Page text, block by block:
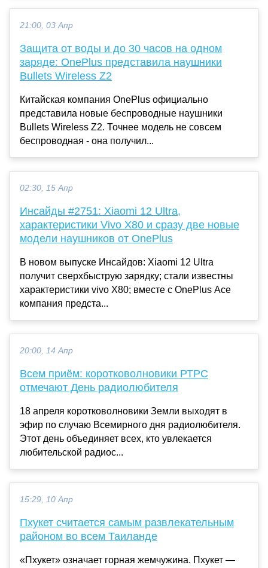
21:00, 03 Апр
Защита от воды и до 30 часов на одном
заряде: OnePlus представила наушники
Bullets Wireless Z2
Китайская компания OnePlus официально
представила новые беспроводные наушники
Bullets Wireless Z2. Точнее модель не совсем
беспроводная - она получил...
02:30, 15 Апр
Инсайды #2751: Xiaomi 12 Ultra,
характеристики Vivo X80 и сразу две новые
модели наушников от OnePlus
В новом выпуске Инсайдов: Xiaomi 12 Ultra
получит сверхбыструю зарядку; стали известны
характеристики vivo X80; вместе с OnePlus Ace
компания предста...
20:00, 14 Апр
Всем приём: коротковолновики РТРС
отмечают День радиолюбителя
18 апреля коротковолновики Земли выходят в
эфир по случаю Всемирного дня радиолюбителя.
Этот день объединяет всех, кто увлекается
любительской радиос...
15:29, 10 Апр
Пхукет считается самым развлекательным
районом во всем Таиланде
«Пхукет» означает горная жемчужина. Пхукет —